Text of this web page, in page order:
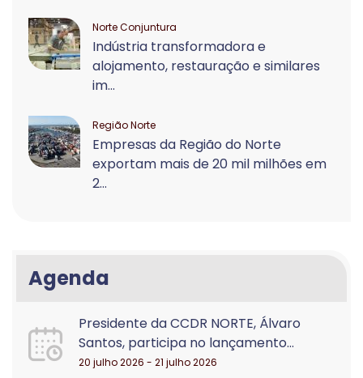
Norte Conjuntura
Indústria transformadora e
alojamento, restauração e similares
im...
Região Norte
Empresas da Região do Norte
exportam mais de 20 mil milhões em
2...
Agenda
Presidente da CCDR NORTE, Álvaro
Santos, participa no lançamento...
20 julho 2026 - 21 julho 2026